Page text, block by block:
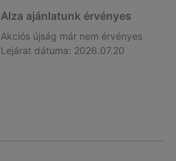
Alza ajánlatunk érvényes
Akciós újság már nem érvényes
Lejárat dátuma: 2026.07.20